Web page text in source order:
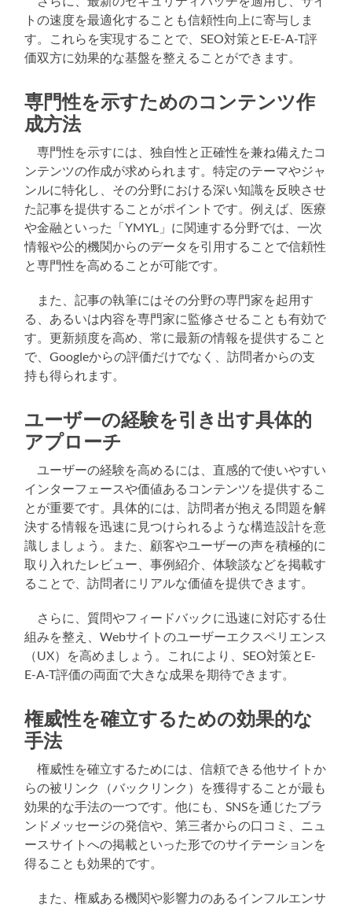
トの速度を最適化することも信頼性向上に寄与しま
す。これらを実現することで、SEO対策とE-E-A-T評
価双方に効果的な基盤を整えることができます。
専門性を示すためのコンテンツ作
成方法
専門性を示すには、独自性と正確性を兼ね備えたコ
ンテンツの作成が求められます。特定のテーマやジャ
ンルに特化し、その分野における深い知識を反映させ
た記事を提供することがポイントです。例えば、医療
や金融といった「YMYL」に関連する分野では、一次
情報や公的機関からのデータを引用することで信頼性
と専門性を高めることが可能です。
また、記事の執筆にはその分野の専門家を起用す
る、あるいは内容を専門家に監修させることも有効で
す。更新頻度を高め、常に最新の情報を提供すること
で、Googleからの評価だけでなく、訪問者からの支
持も得られます。
ユーザーの経験を引き出す具体的
アプローチ
ユーザーの経験を高めるには、直感的で使いやすい
インターフェースや価値あるコンテンツを提供するこ
とが重要です。具体的には、訪問者が抱える問題を解
決する情報を迅速に見つけられるような構造設計を意
識しましょう。また、顧客やユーザーの声を積極的に
取り入れたレビュー、事例紹介、体験談などを掲載す
ることで、訪問者にリアルな価値を提供できます。
さらに、質問やフィードバックに迅速に対応する仕
組みを整え、Webサイトのユーザーエクスペリエンス
（UX）を高めましょう。これにより、SEO対策とE-
E-A-T評価の両面で大きな成果を期待できます。
権威性を確立するための効果的な
手法
権威性を確立するためには、信頼できる他サイトか
らの被リンク（バックリンク）を獲得することが最も
効果的な手法の一つです。他にも、SNSを通じたブラ
ンドメッセージの発信や、第三者からの口コミ、ニュ
ースサイトへの掲載といった形でのサイテーションを
得ることも効果的です。
また、権威ある機関や影響力のあるインフルエンサ